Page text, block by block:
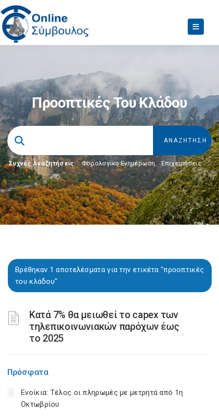
Προοπτικές Του Κλάδου
Συχνές Αναζητήσεις: Φορολογικη Ενημέρωση, Επιχειρήσεις
Βρέθηκαν 1 αποτελέσματα για την ετικέτα "προοπτικές
του κλάδου"
Κατά 7% θα μειωθεί το capex των
τηλεπικοινωνιακών παρόχων έως
το 2025
Πρόσφατα
Ενοίκια: Τέλος οι πληρωμές με μετρητά από 1η
Οκτωβρίου